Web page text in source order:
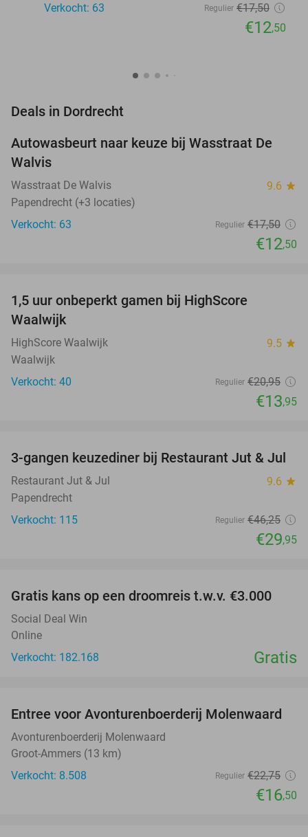
Verkocht: 63 Regulier €17,50
€12,50
Deals in Dordrecht
29%
Autowasbeurt naar keuze bij Wasstraat De
Walvis
Wasstraat De Walvis 9.6 star
Papendrecht (+3 locaties)
Verkocht: 63
Regulier €17,50
€12,50
TODAY
1,5 uur onbeperkt gamen bij HighScore
Waalwijk
HighScore Waalwijk 9.5 star
Waalwijk
Verkocht: 40
Regulier €20,95
€13,95
35%
3-gangen keuzediner bij Restaurant Jut & Jul
Restaurant Jut & Jul 9.6 star
Papendrecht
Verkocht: 115
Regulier €46,25
€29,95
Gratis kans op een droomreis t.w.v. €3.000
Social Deal Win
Online
Verkocht: 182.168
Gratis
27%
Entree voor Avonturenboerderij Molenwaard
Avonturenboerderij Molenwaard
Groot-Ammers (13 km)
Verkocht: 8.508
Regulier €22,75
€16,50